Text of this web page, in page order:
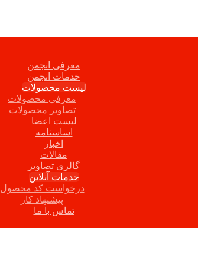
معرفی انجمن
خدمات انجمن
لیست محصولات
معرفی محصولات
تصاویر محصولات
لیست اعضا
اساسنامه
اخبار
مقالات
گالری تصاویر
خدمات آنلاین
درخواست کد محصول
پیشنهاد کار
تماس با ما